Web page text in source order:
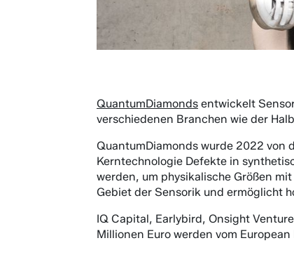
QuantumDiamonds entwickelt
verschiedenen Branchen wie der
QuantumDiamonds wurde 2022 von
Kerntechnologie Defekte in
werden, um physikalische Größen
Gebiet der Sensorik und ermöglicht
IQ Capital, Earlybird, Onsight
Millionen Euro werden vom